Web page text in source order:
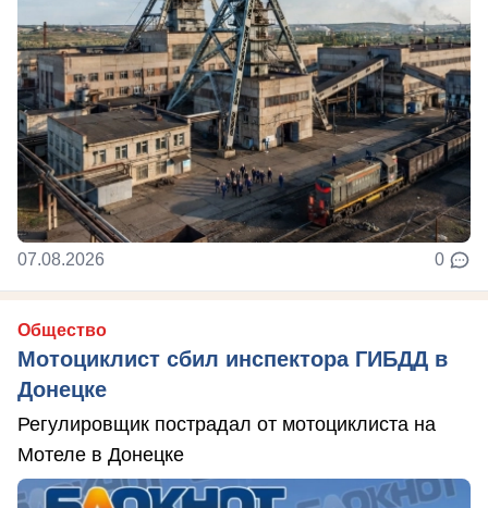
07.08.2026 0
Общество
Мотоциклист сбил инспектора ГИБДД в
Донецке
Регулировщик пострадал от мотоциклиста на
Мотеле в Донецке